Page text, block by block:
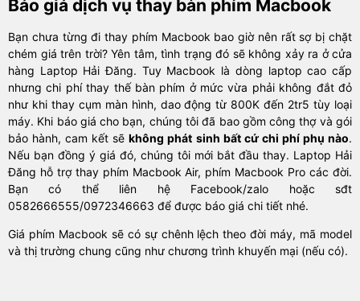
Báo giá dịch vụ thay bàn phím Macbook
Bạn chưa từng đi thay phím Macbook bao giờ nên rất sợ bị chặt
chém giá trên trời? Yên tâm, tình trạng đó sẽ không xảy ra ở cửa
hàng Laptop Hải Đăng. Tuy Macbook là dòng laptop cao cấp
nhưng chi phí thay thế bàn phím ở mức vừa phải không đắt đỏ
như khi thay cụm màn hình, dao động từ 800K đến 2tr5 tùy loại
máy. Khi báo giá cho bạn, chúng tôi đã bao gồm công thợ và gói
bảo hành, cam kết sẽkhông phát sinh bất cứ chi phí phụ nào.
Nếu bạn đồng ý giá đó, chúng tôi mới bắt đầu thay. Laptop Hải
Đăng hỗ trợ thay phím Macbook Air, phím Macbook Pro các đời.
Bạn có thể liên hệ Facebook/zalo hoặc sđt
0582666555/0972346663 để được báo giá chi tiết nhé.
Giá phím Macbook sẽ có sự chênh lệch theo đời máy, mã model
và thị trường chung cũng như chương trình khuyến mại (nếu có).